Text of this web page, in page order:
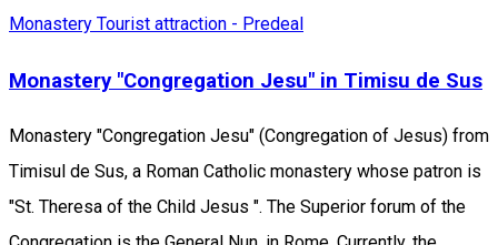
Monastery Tourist attraction - Predeal
Monastery "Congregation Jesu" in Timisu de Sus
Monastery "Congregation Jesu" (Congregation of Jesus) from
Timisul de Sus, a Roman Catholic monastery whose patron is
"St. Theresa of the Child Jesus ". The Superior forum of the